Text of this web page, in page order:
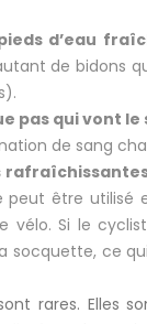
d’eau
de bidons
pas qui vont le
de sang
peut être utilisé
Si le
socquette, ce
rares. Elles